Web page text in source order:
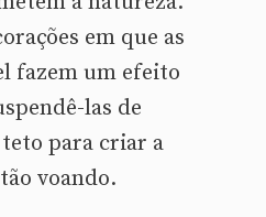
em que as
fazem um efeito
las de
para criar a
voando.